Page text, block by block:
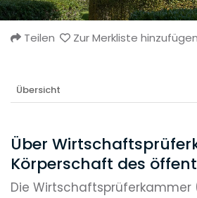
Teilen Zur Merkliste hinzufügen
Übersicht
Über
Körperschaft des
Die Wirtschaftsprüferkammer